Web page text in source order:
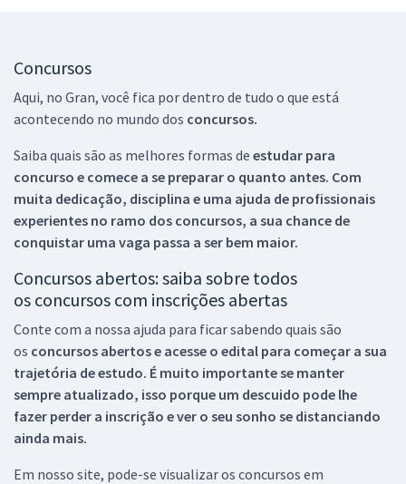
Concursos
Aqui, no Gran, você fica por dentro de tudo o que está
acontecendo no mundo dos concursos.
Saiba quais são as melhores formas de estudar para
concurso e comece a se preparar o quanto antes. Com
muita dedicação, disciplina e uma ajuda de profissionais
experientes no ramo dos concursos, a sua chance de
conquistar uma vaga passa a ser bem maior.
Concursos abertos: saiba sobre todos
os concursos com inscrições abertas
Conte com a nossa ajuda para ficar sabendo quais são
os concursos abertos e acesse o edital para começar a sua
trajetória de estudo. É muito importante se manter
sempre atualizado, isso porque um descuido pode lhe
fazer perder a inscrição e ver o seu sonho se distanciando
ainda mais.
Em nosso site, pode-se visualizar os concursos em